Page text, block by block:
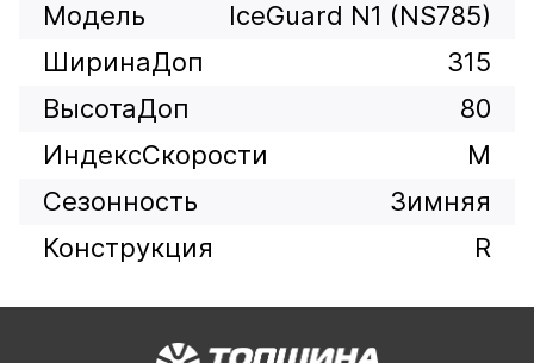
Модель
IceGuard N1 (NS785)
ШиринаДоп
315
ВысотаДоп
80
ИндексСкорости
M
Сезонность
Зимняя
Конструкция
R